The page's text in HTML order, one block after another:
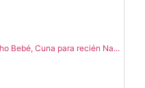
Bebé, Cuna para recién Na...